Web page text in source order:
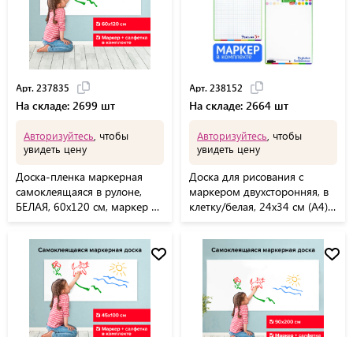
Арт. 237835
На складе: 2699 шт
Авторизуйтесь , чтобы
увидеть цену
Доска-пленка маркерная
самоклеящаяся в рулоне,
БЕЛАЯ, 60х120 см, маркер и
Арт. 238152
На складе: 2664 шт
Авторизуйтесь , чтобы
увидеть цену
Доска для рисования с
маркером двухсторонняя, в
клетку/белая, 24х34 см (А4),